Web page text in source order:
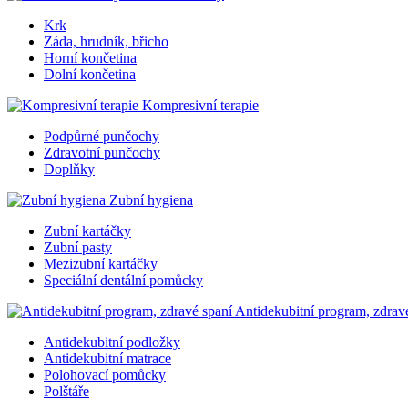
Krk
Záda, hrudník, břicho
Horní končetina
Dolní končetina
Kompresivní terapie
Podpůrné punčochy
Zdravotní punčochy
Doplňky
Zubní hygiena
Zubní kartáčky
Zubní pasty
Mezizubní kartáčky
Speciální dentální pomůcky
Antidekubitní program,
Antidekubitní podložky
Antidekubitní matrace
Polohovací pomůcky
Polštáře